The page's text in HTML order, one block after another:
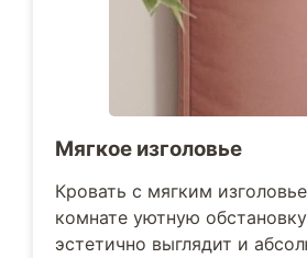
Мягкое изголовье
Кровать с мягким
комнате уютную
эстетично выглядит и